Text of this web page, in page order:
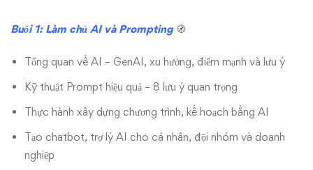
Buổi 1: Làm chủ AI và Prompting🧭
Tổng quan về AI – GenAI, xu hướng, điểm mạnh và lưu ý
Kỹ thuật Prompt hiệu quả – 8 lưu ý quan trọng
Thực hành xây dựng chương trình, kế hoạch bằng AI
Tạo chatbot, trợ lý AI cho cá nhân, đội nhóm và doanh
nghiệp